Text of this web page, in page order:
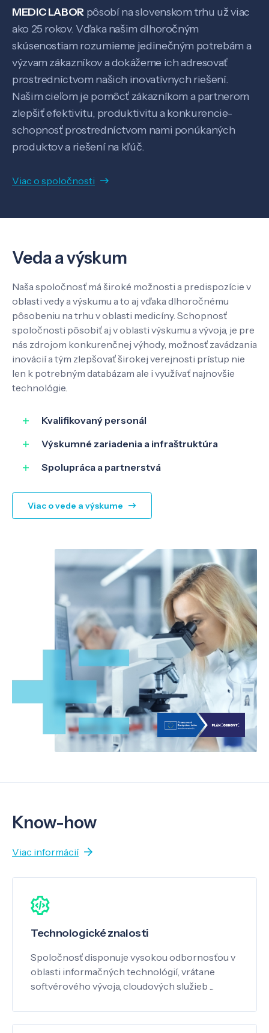
Veda a výskum
Kontakt
SK EN
MEDIC LABOR pôsobí na slovenskom trhu už viac
ako 25 rokov. Vďaka našim dlhoročným
skúsenostiam rozumieme jedinečným potrebám a
výzvam zákazníkov a dokážeme ich adresovať
prostredníctvom našich inovatívnych riešení.
Našim cieľom je pomôcť zákazníkom a partnerom
zlepšiť efektivitu, produktivitu a konkurencie-
schopnosť prostredníctvom nami ponúkaných
produktov a riešení na kľúč.
Viac o spoločnosti
Veda a výskum
Naša spoločnosť má široké možnosti a predispozície v
oblasti vedy a výskumu a to aj vďaka dlhoročnému
pôsobeniu na trhu v oblasti medicíny. Schopnosť
spoločnosti pôsobiť aj v oblasti výskumu a vývoja, je pre
nás zdrojom konkurenčnej výhody, možnosť zavádzania
inovácií a tým zlepšovať širokej verejnosti prístup nie
len k potrebným databázam ale i využívať najnovšie
technológie.
Kvalifikovaný personál
Výskumné zariadenia a infraštruktúra
Spolupráca a partnerstvá
Viac o vede a výskume
Know-how
Viac informácií
Technologické znalosti
Spoločnosť disponuje vysokou odbornosťou v
oblasti informačných technológií, vrátane
softvérového vývoja, cloudových služieb ...